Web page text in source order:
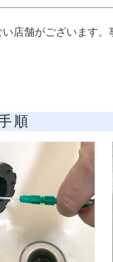
店舗がございます。
順